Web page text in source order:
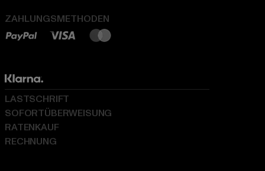
ZAHLUNGSMETHODEN
LASTSCHRIFT
SOFORTÜBERWEISUNG
RATENKAUF
RECHNUNG